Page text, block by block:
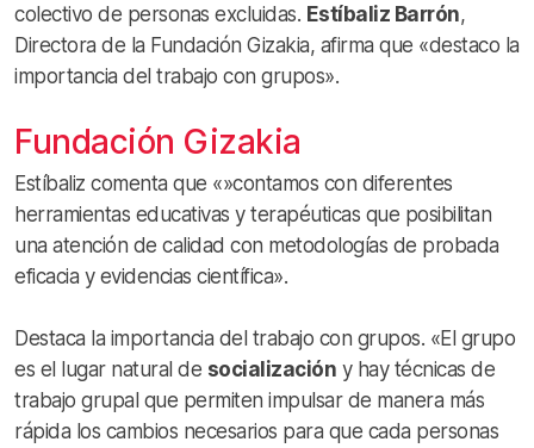
colectivo de personas excluidas. Estíbaliz Barrón,
Directora de la Fundación Gizakia, afirma que «destaco la
importancia del trabajo con grupos».
Fundación Gizakia
Estíbaliz comenta que «»contamos con diferentes
herramientas educativas y terapéuticas que posibilitan
una atención de calidad con metodologías de probada
eficacia y evidencias científica».
Destaca la importancia del trabajo con grupos. «El grupo
es el lugar natural de socialización y hay técnicas de
trabajo grupal que permiten impulsar de manera más
rápida los cambios necesarios para que cada personas